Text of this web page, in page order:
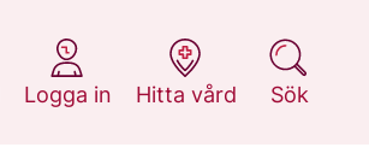
Logga in
på 1177.se
Hitta vård
på 1177.se
Sök
på 1177.se